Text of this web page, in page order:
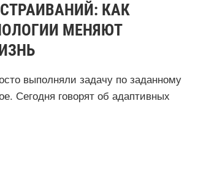
КАК
МЕНЯЮТ
выполняли задачу по заданному
Сегодня говорят об адаптивных